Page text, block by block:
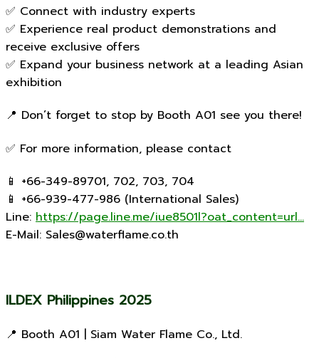
✅ Connect with industry experts
✅ Experience real product demonstrations and
receive exclusive offers
✅ Expand your business network at a leading Asian
exhibition
📍 Don’t forget to stop by Booth A01 see you there!
✅ For more information, please contact
📱 +66-349-89701, 702, 703, 704
📱 +66-939-477-986 (International Sales)
Line: https://page.line.me/iue8501l?oat_content=url…
E-Mail: Sales@waterflame.co.th
ILDEX Philippines 2025
📍 Booth A01 | Siam Water Flame Co., Ltd.